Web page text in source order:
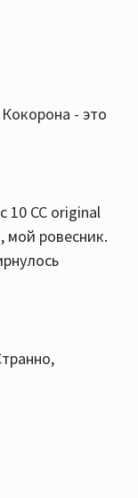
- это
10 СС original
мой ровесник.